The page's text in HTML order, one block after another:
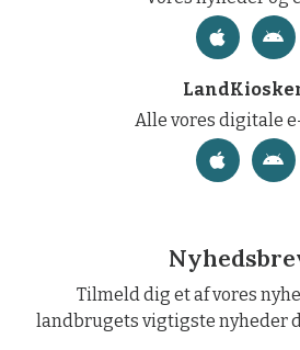
Alle vores digitale
Tilmeld dig et af vores
landbrugets vigtigste nyheder